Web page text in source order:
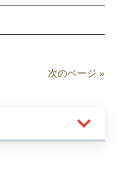
次のページ »